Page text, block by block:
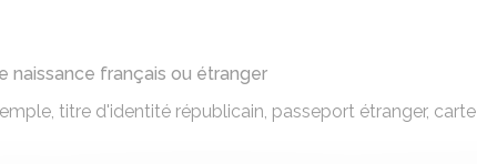
naissance français ou étranger
titre d'identité républicain, passeport étranger, carte